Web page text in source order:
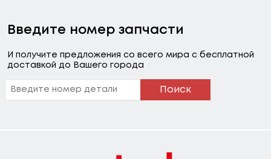
Введите номер запчасти
И получите предложения со всего мира с бесплатной
доставкой до Вашего города
Поиск